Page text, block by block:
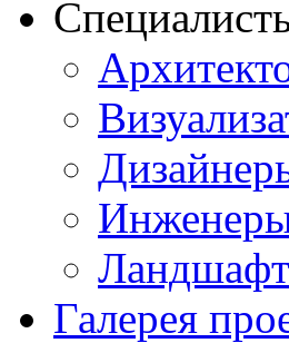
Галерея